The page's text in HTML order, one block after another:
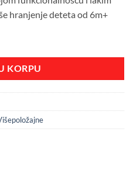
hranjenje deteta od 6m+
KORPU